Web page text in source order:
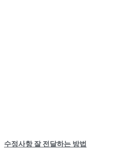
수정사항 잘 전달하는 방법